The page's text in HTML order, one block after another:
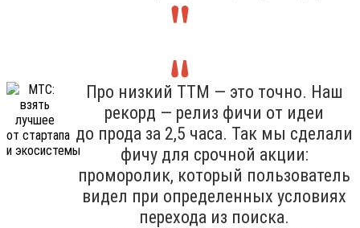
Про низкий TTM — это точно. Наш
рекорд — релиз фичи от идеи
до прода за 2,5 часа. Так мы сделали
фичу для срочной акции:
проморолик, который пользователь
видел при определенных условиях
перехода из поиска.